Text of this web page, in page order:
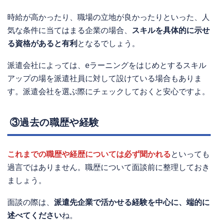
時給が高かったり、職場の立地が良かったりといった、人
気な条件に当てはまる企業の場合、
スキルを具体的に示せ
る資格があると有利 となるでしょう。
派遣会社によっては、eラーニングをはじめとするスキル
アップの場を派遣社員に対して設けている場合もありま
す。派遣会社を選ぶ際にチェックしておくと安心ですよ。
③過去の職歴や経験
これまでの職歴や経歴については必ず聞かれるといっても
過言ではありません。職歴について面談前に整理しておき
ましょう。
面談の際は、 派遣先企業で活かせる経験を中心に、端的に
述べてくださいね。